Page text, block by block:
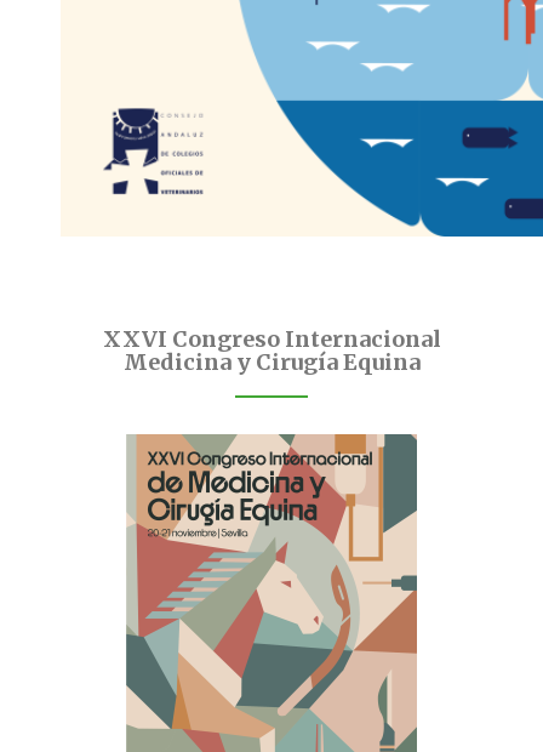
XXVI Congreso Internacional
Medicina y Cirugía Equina